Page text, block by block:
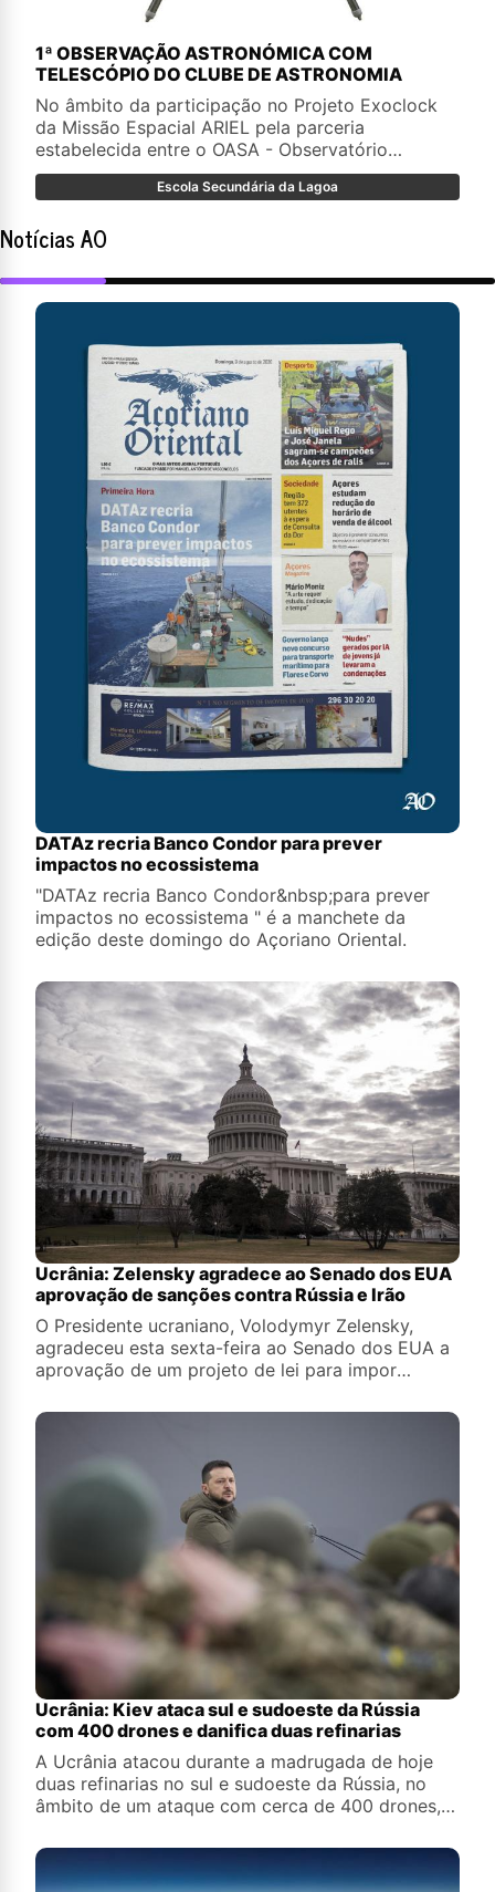
1ª OBSERVAÇÃO ASTRONÓMICA COM
TELESCÓPIO DO CLUBE DE ASTRONOMIA
No âmbito da participação no Projeto Exoclock
da Missão Espacial ARIEL pela parceria
estabelecida entre o OASA - Observatório
Astronómico de Santana, Açores e o Clube de
Astronomia da Escola Secundária da Lagoa,
de junho de 2024, os primeiros testes do
observação astronómica foi realizada com o
apoio de funcionários do OASA e dos astrónomos
Escola Secundária da Lagoa
Notícias AO
DATAz recria Banco Condor para prever
impactos no ecossistema
"DATAz recria Banco Condor&nbsp;para prever
impactos no ecossistema " é a manchete da
edição deste domingo do Açoriano Oriental.
Ucrânia: Zelensky agradece ao Senado dos EUA
aprovação de sanções contra Rússia e Irão
O Presidente ucraniano, Volodymyr Zelensky,
agradeceu esta sexta-feira ao Senado dos EUA a
aprovação de um projeto de lei para impor
Ucrânia: Kiev ataca sul e sudoeste da Rússia
com 400 drones e danifica duas refinarias
A Ucrânia atacou durante a madrugada de hoje
duas refinarias no sul e sudoeste da Rússia, no
âmbito de um ataque com cerca de 400 drones,
comunicação independentes.